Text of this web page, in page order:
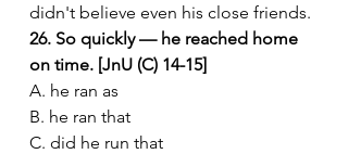
didn't believe even his close friends.
26. So quickly — he reached home
on time. [JnU (C) 14-15]
A. he ran as
B. he ran that
C. did he run that